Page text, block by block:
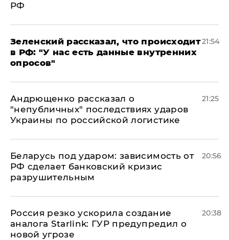
РФ
​Зеленский рассказал, что происходит
в РФ: "У нас есть данные внутренних
опросов"
21:54
Андрющенко рассказал о
"непубличных" последствиях ударов
Украины по российской логистике
21:25
Беларусь под ударом: зависимость от
РФ сделает банковский кризис
разрушительным
20:56
​Россия резко ускорила создание
аналога Starlink: ГУР предупредил о
новой угрозе
20:38